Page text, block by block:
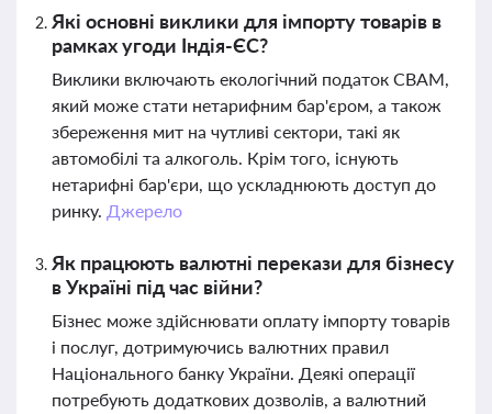
Які основні виклики для імпорту товарів в
рамках угоди Індія-ЄС?
Виклики включають екологічний податок CBAM,
який може стати нетарифним бар'єром, а також
збереження мит на чутливі сектори, такі як
автомобілі та алкоголь. Крім того, існують
нетарифні бар'єри, що ускладнюють доступ до
ринку. Джерело
Як працюють валютні перекази для бізнесу
в Україні під час війни?
Бізнес може здійснювати оплату імпорту товарів
і послуг, дотримуючись валютних правил
Національного банку України. Деякі операції
потребують додаткових дозволів, а валютний